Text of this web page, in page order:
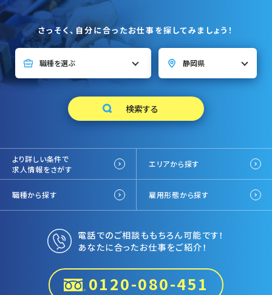
さっそく、自分に合ったお仕事を探してみましょう！
より詳しい条件で
求人情報をさがす
エリアから探す
職種から探す 雇用形態から探す
電話でのご相談ももちろん可能です！
あなたに合ったお仕事をご紹介！
0120-080-451